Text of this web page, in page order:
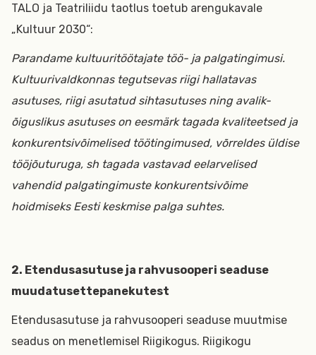
TALO ja Teatriliidu taotlus toetub arengukavale
„Kultuur 2030“:
Parandame kultuuritöötajate töö- ja palgatingimusi.
Kultuurivaldkonnas tegutsevas riigi hallatavas
asutuses, riigi asutatud sihtasutuses ning avalik-
õiguslikus asutuses on eesmärk tagada kvaliteetsed ja
konkurentsivõimelised töötingimused, võrreldes üldise
tööjõuturuga, sh tagada vastavad eelarvelised
vahendid palgatingimuste konkurentsivõime
hoidmiseks Eesti keskmise palga suhtes.
2. Etendusasutuse ja rahvusooperi seaduse
muudatusettepanekutest
Etendusasutuse ja rahvusooperi seaduse muutmise
seadus on menetlemisel Riigikogus. Riigikogu